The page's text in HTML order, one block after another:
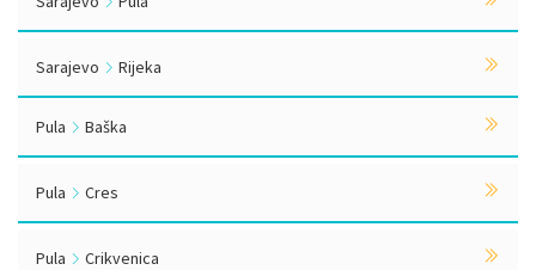
Sarajevo Rijeka
Pula Baška
Pula Cres
Pula Crikvenica